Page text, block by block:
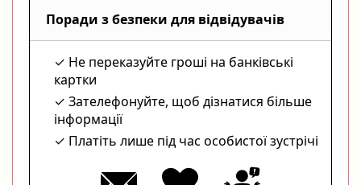
Поради з безпеки для відвідувачів
Не переказуйте гроші на банківські
картки
Зателефонуйте, щоб дізнатися більше
інформації
Платіть лише під час особистої зустрічі